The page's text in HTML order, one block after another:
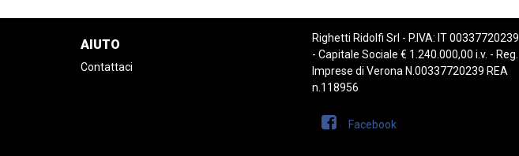
AIUTO
Contattaci
Righetti Ridolfi Srl - P.IVA: IT 00337720239
- Capitale Sociale € 1.240.000,00 i.v. - Reg.
Imprese di Verona N.00337720239 REA
n.118956
Facebook